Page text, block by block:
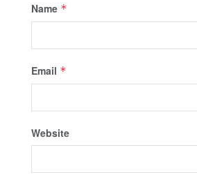
Name *
Email *
Website